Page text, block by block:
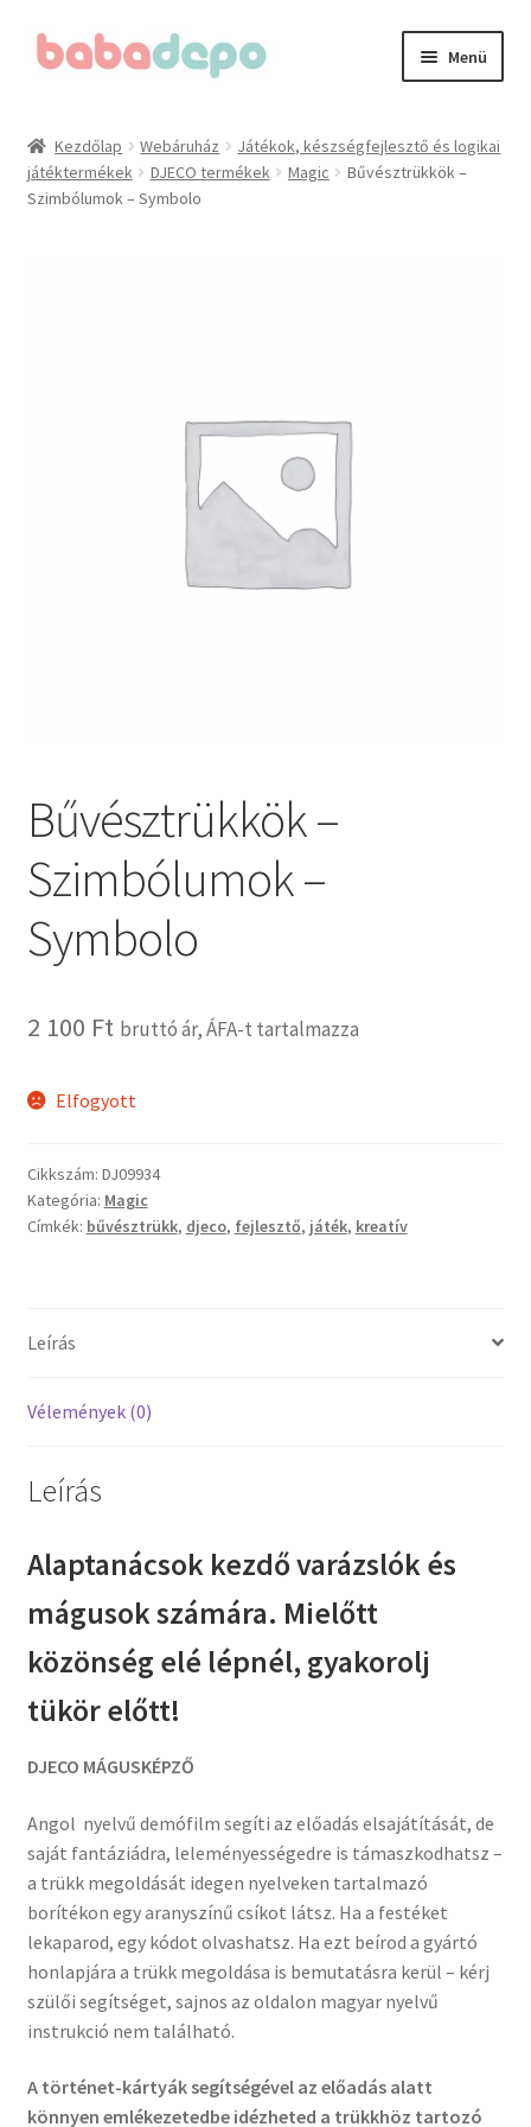
Ugrás
Kilépés
Menü
A fiókom
B.Toys termékeink
Bristle Blocks építőjátékok
DJECO termékeink
Wonder Wheels autók
Kezdőlap Webáruház
Játékok, készségfejlesztő és logikai
játéktermékek
DJECO termékek Magic
Bűvésztrükkök –
Szimbólumok – Symbolo
Bűvésztrükkök –
Szimbólumok –
Symbolo
2 100 Ft bruttó ár, ÁFA-t tartalmazza
Elfogyott
Cikkszám: DJ09934
Kategória: Magic
Címkék: bűvésztrükk, djeco, fejlesztő, játék, kreatív
Leírás
Vélemények (0)
Leírás
Alaptanácsok kezdő varázslók és
mágusok számára. Mielőtt
közönség elé lépnél, gyakorolj
tükör előtt!
DJECO MÁGUSKÉPZŐ
Angol nyelvű demófilm segíti az előadás elsajátítását, de
saját fantáziádra, leleményességedre is támaszkodhatsz –
a trükk megoldását idegen nyelveken tartalmazó
borítékon egy aranyszínű csíkot látsz. Ha a festéket
lekaparod, egy kódot olvashatsz. Ha ezt beírod a gyártó
honlapjára a trükk megoldása is bemutatásra kerül – kérj
szülői segítséget, sajnos az oldalon magyar nyelvű
instrukció nem található.
A történet-kártyák segítségével az előadás alatt
könnyen emlékezetedbe idézheted a trükkhöz tartozó